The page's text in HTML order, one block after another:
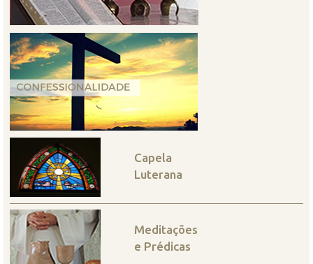
Capela
Luterana
Meditações
e Prédicas